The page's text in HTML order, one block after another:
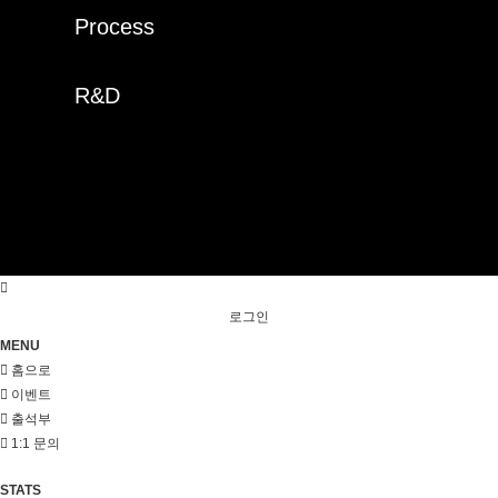
Process
R&D
로그인
MENU
홈으로
이벤트
출석부
1:1 문의
STATS